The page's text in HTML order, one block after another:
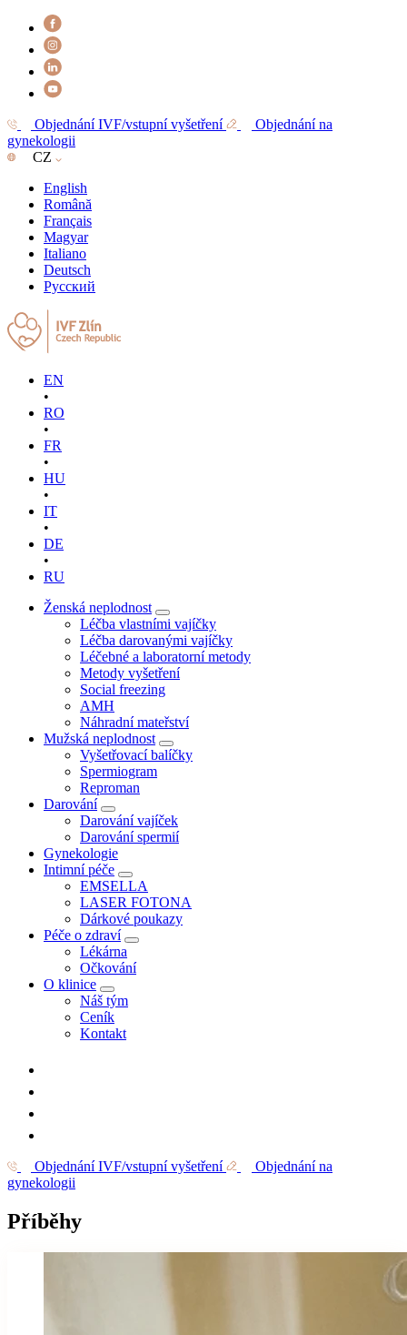
Objednání IVF/vstupní vyšetření
Objednání na
gynekologii
CZ
English
Română
Français
Magyar
Italiano
Deutsch
Русский
EN
•
RO
•
FR
•
HU
•
IT
•
DE
•
RU
Ženská neplodnost
Léčba vlastními vajíčky
Léčba darovanými vajíčky
Léčebné a laboratorní metody
Metody vyšetření
Social freezing
AMH
Náhradní mateřství
Mužská neplodnost
Vyšetřovací balíčky
Spermiogram
Reproman
Darování
Darování vajíček
Darování spermií
Gynekologie
Intimní péče
EMSELLA
LASER FOTONA
Dárkové poukazy
Péče o zdraví
Lékárna
Očkování
O klinice
Náš tým
Ceník
Kontakt
Objednání IVF/vstupní vyšetření
Objednání na
gynekologii
Příběhy